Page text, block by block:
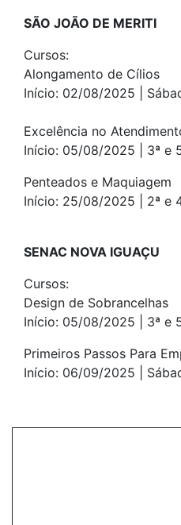
SÃO JOÃO DE MERITI
Cursos:
Alongamento de Cílios
Início: 02/08/2025 |
Excelência no
Início: 05/08/2025 | 3ª e
Penteados e Maquiagem
Início: 25/08/2025 | 2ª e
SENAC NOVA IGUAÇU
Cursos:
Design de Sobrancelhas
Início: 05/08/2025 | 3ª e
Primeiros Passos Para
Início: 06/09/2025 |